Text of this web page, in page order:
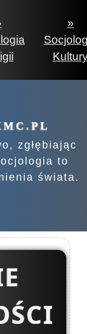
»
zgłębiając
to
świata.